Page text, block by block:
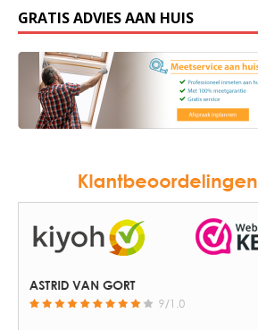
GRATIS ADVIES AAN HUIS